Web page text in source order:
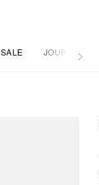
SALE JOURNAL